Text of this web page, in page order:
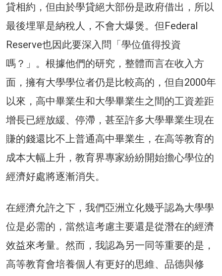
貸相約，但由於學貸絕大部份是政府借出，所以
最後埋單是納稅人，不會大爆煲。但Federal
Reserve也因此要深入問「學位值得投資
嗎？」。根據他們的研究，整體而言在收入方
面，擁有大學學位者仍是比較高的，但自2000年
以來，高中畢業生和大學畢業生之間的工資差距
增長已經放緩、停滯，甚至許多大學畢業生現在
賺的錢還比不上普通高中畢業生，在高等教育的
成本大幅上升，教育界專家紛紛開始擔心學位的
經濟好處將逐漸消失。
在經濟允許之下，我們亞洲立化幾乎認為大學學
位是必需的，當然這考慮主要還是從潛在的經濟
效益來考量。然而，我認為另一同等重要的是，
高等教育會培養個人有更好的思維、品德與修